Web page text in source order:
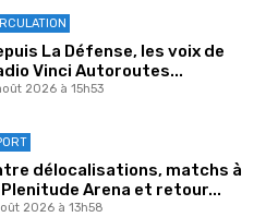
La Défense, les voix de
Vinci Autoroutes...
2026 à 15h53
délocalisations, matchs à
Plenitude Arena et retour...
2026 à 13h58